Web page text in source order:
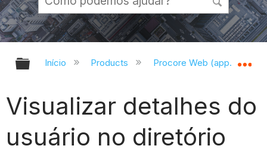
Expandir/recolher hierarquia
Início Products Procore Web
Visualizar detalhes do
usuário no diretório